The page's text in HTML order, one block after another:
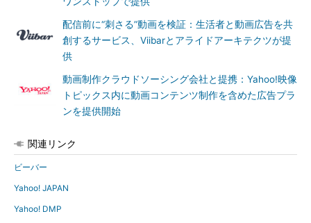
配信前に“刺さる”動画を検証：生活者と動画広告を共
創するサービス、Viibarとアライドアーキテクツが提
供
動画制作クラウドソーシング会社と提携：Yahoo!映像
トピックス内に動画コンテンツ制作を含めた広告プラ
ンを提供開始
関連リンク
ビーバー
Yahoo! JAPAN
Yahoo! DMP